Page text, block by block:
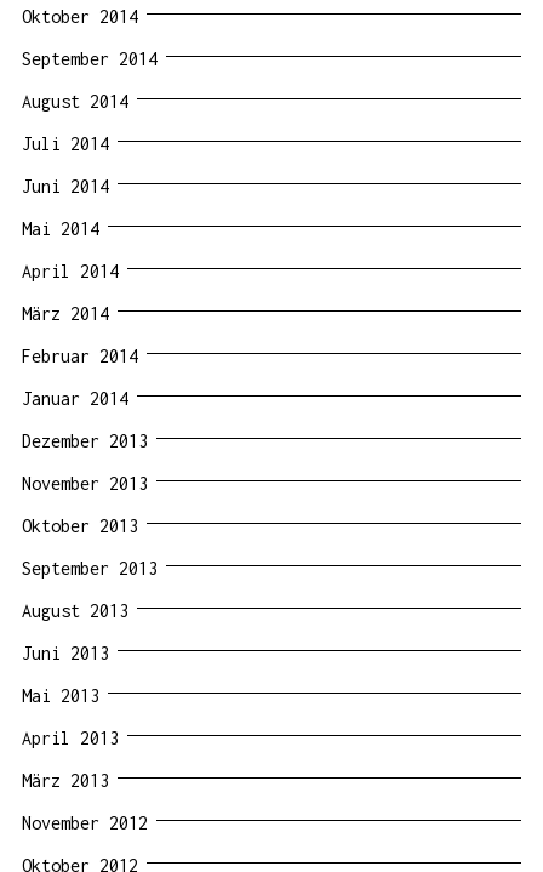
Oktober 2014
September 2014
August 2014
Juli 2014
Juni 2014
Mai 2014
April 2014
März 2014
Februar 2014
Januar 2014
Dezember 2013
November 2013
Oktober 2013
September 2013
August 2013
Juni 2013
Mai 2013
April 2013
März 2013
November 2012
Oktober 2012